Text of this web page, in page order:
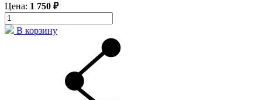
Цена: 1 750 ₽
В корзину